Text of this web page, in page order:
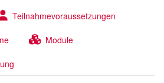
Teilnahmevoraussetzungen
Module